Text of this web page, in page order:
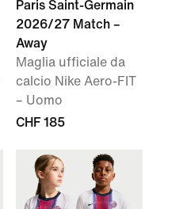
Paris Saint-Germain
2026/27 Match –
Away
Maglia ufficiale da
calcio Nike Aero-FIT
– Uomo
CHF 185